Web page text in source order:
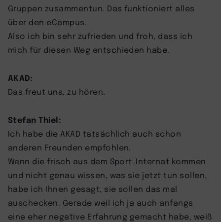
Gruppen zusammentun. Das funktioniert alles
über den eCampus.
Also ich bin sehr zufrieden und froh, dass ich
mich für diesen Weg entschieden habe.
AKAD:
Das freut uns, zu hören.
Stefan Thiel:
Ich habe die AKAD tatsächlich auch schon
anderen Freunden empfohlen.
Wenn die frisch aus dem Sport-Internat kommen
und nicht genau wissen, was sie jetzt tun sollen,
habe ich Ihnen gesagt, sie sollen das mal
auschecken. Gerade weil ich ja auch anfangs
eine eher negative Erfahrung gemacht habe, weiß